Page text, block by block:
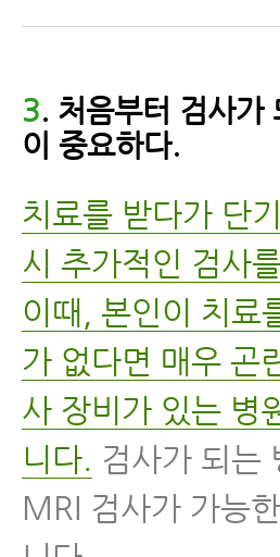
3. 처음부터 검사가
이 중요하다.
치료를 받다가 단
시 추가적인 검사
이때, 본인이 치료
가 없다면 매우 곤
사 장비가 있는 병
니다. 검사가 되는
MRI 검사가 가능